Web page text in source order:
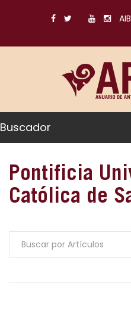
Buscador
Pontificia
Católica de